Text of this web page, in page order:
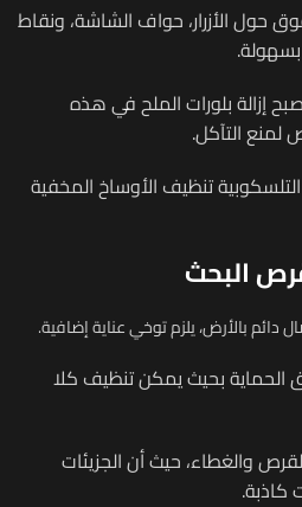
حول الأزرار، حواف الشاشة، ونقاط
بسهولة.
إزالة بلورات الملح في هذه
التآكل.
تنظيف الأوساخ المخفية
بالأرض، يلزم توخي عناية إضافية.
الحماية بحيث يمكن تنظيف كلا
والغطاء، حيث أن الجزيئات
كاذبة.